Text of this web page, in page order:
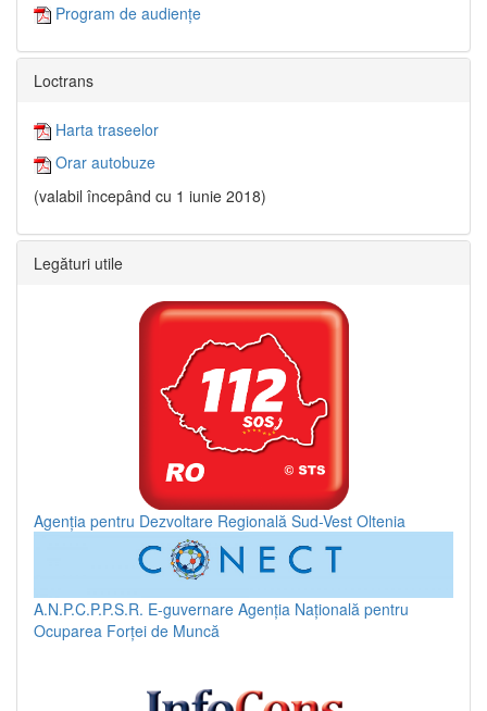
Program de audiențe
Loctrans
Harta traseelor
Orar autobuze
(valabil începând cu 1 iunie 2018)
Legături utile
Agenția pentru Dezvoltare Regională Sud-Vest Oltenia
A.N.P.C.P.P.S.R. E-guvernare Agenția Națională pentru
Ocuparea Forței de Muncă